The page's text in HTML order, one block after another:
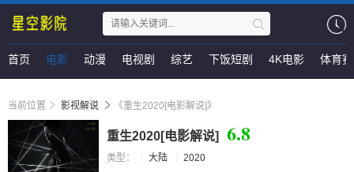
首页 电影 动漫 电视剧 综艺 下饭短剧 4K电影 体育
当前位置 影视解说 《重生2020[电影解说]》
重生2020[电影解说] 6.8
类型： 大陆
2020